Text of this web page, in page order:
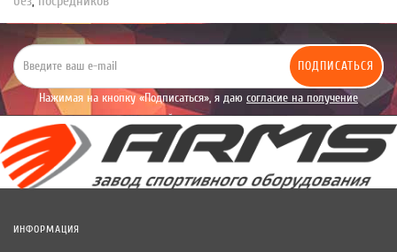
ПОДПИСАТЬСЯ
Нажимая на кнопку «Подписаться», я даю согласие на получение
уведомлений рекламного характера.
ИНФОРМАЦИЯ